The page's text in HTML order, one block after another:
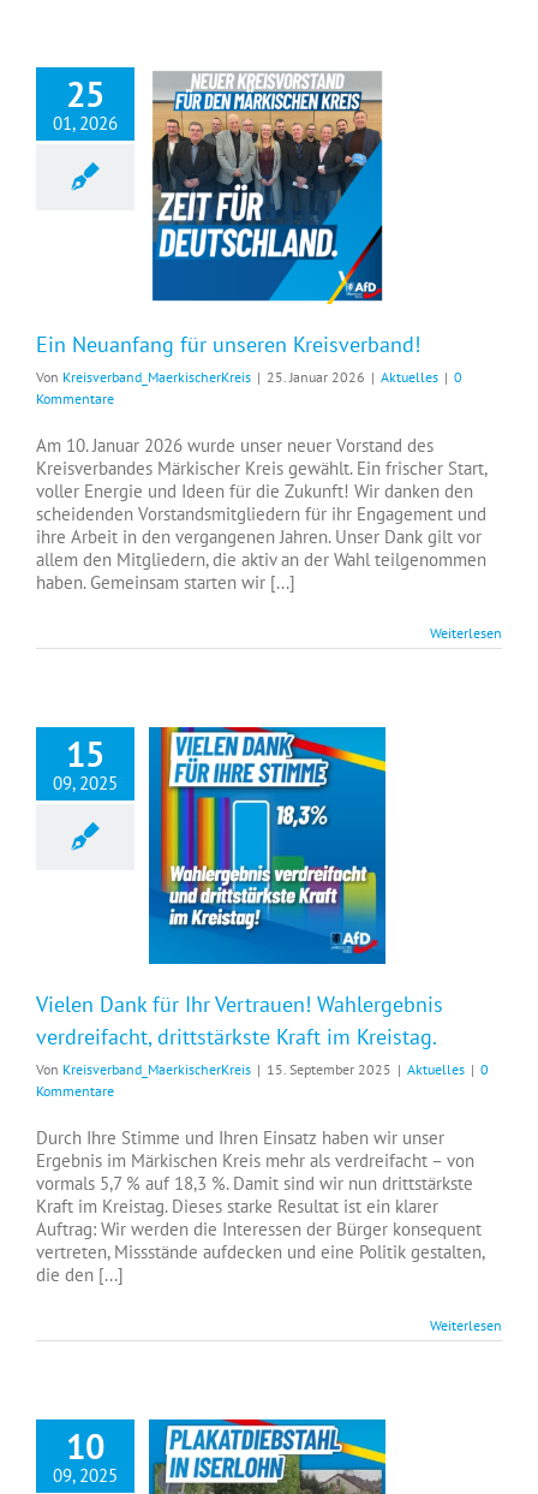
25
01, 2026
Ein Neuanfang für unseren Kreisverband!
Von Kreisverband_MaerkischerKreis | 25. Januar 2026 | Aktuelles | 0
Kommentare
Am 10. Januar 2026 wurde unser neuer Vorstand des
Kreisverbandes Märkischer Kreis gewählt. Ein frischer Start,
voller Energie und Ideen für die Zukunft! Wir danken den
scheidenden Vorstandsmitgliedern für ihr Engagement und
ihre Arbeit in den vergangenen Jahren. Unser Dank gilt vor
allem den Mitgliedern, die aktiv an der Wahl teilgenommen
haben. Gemeinsam starten wir [...]
Weiterlesen
15
09, 2025
Vielen Dank für Ihr Vertrauen! Wahlergebnis
verdreifacht, drittstärkste Kraft im Kreistag.
Von Kreisverband_MaerkischerKreis | 15. September 2025 | Aktuelles | 0
Kommentare
Durch Ihre Stimme und Ihren Einsatz haben wir unser
Ergebnis im Märkischen Kreis mehr als verdreifacht – von
vormals 5,7 % auf 18,3 %. Damit sind wir nun drittstärkste
Kraft im Kreistag. Dieses starke Resultat ist ein klarer
Auftrag: Wir werden die Interessen der Bürger konsequent
vertreten, Missstände aufdecken und eine Politik gestalten,
die den [...]
Weiterlesen
10
09, 2025